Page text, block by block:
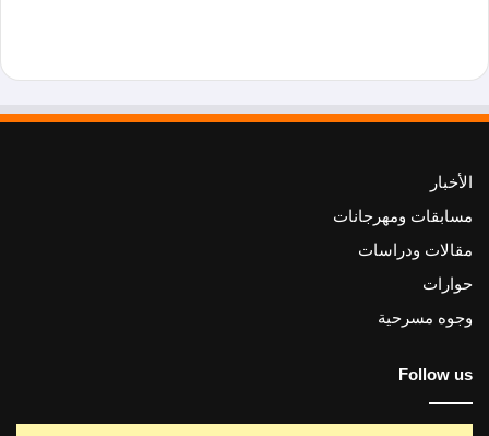
الأخبار
مسابقات ومهرجانات
مقالات ودراسات
حوارات
وجوه مسرحية
Follow us